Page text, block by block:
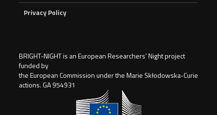
Privacy Policy
BRIGHT-NIGHT is an European Researchers’ Night project
funded by
the European Commission under the Marie Skłodowska-Curie
actions. GA 954931